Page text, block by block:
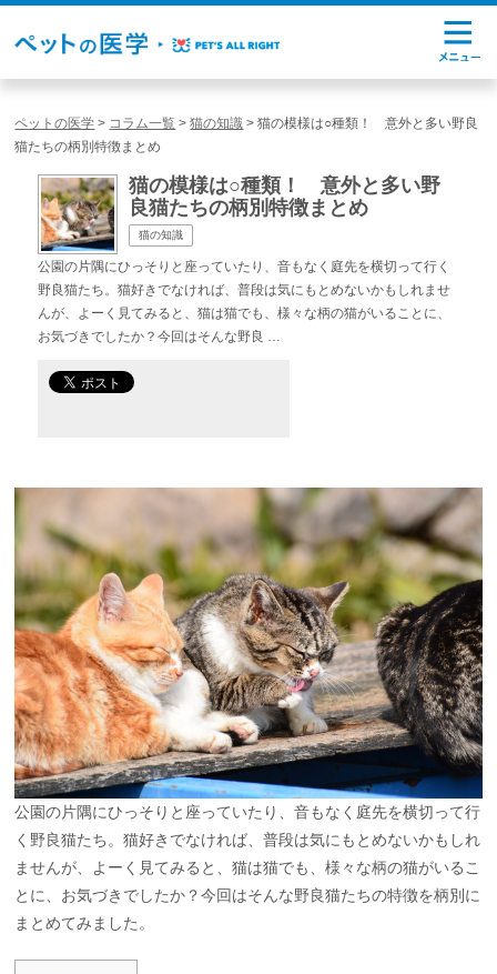
ペットの医学 > コラム一覧 >猫の知識 >猫の模様は○種類！ 意外と多い野良
猫たちの柄別特徴まとめ
猫の模様は○種類！ 意外と多い野
良猫たちの柄別特徴まとめ
猫の知識
公園の片隅にひっそりと座っていたり、音もなく庭先を横切って行く
野良猫たち。猫好きでなければ、普段は気にもとめないかもしれませ
んが、よーく見てみると、猫は猫でも、様々な柄の猫がいることに、
お気づきでしたか？今回はそんな野良 …
公園の片隅にひっそりと座っていたり、音もなく庭先を横切って行
く野良猫たち。猫好きでなければ、普段は気にもとめないかもしれ
ませんが、よーく見てみると、猫は猫でも、様々な柄の猫がいるこ
とに、お気づきでしたか？今回はそんな野良猫たちの特徴を柄別に
まとめてみました。